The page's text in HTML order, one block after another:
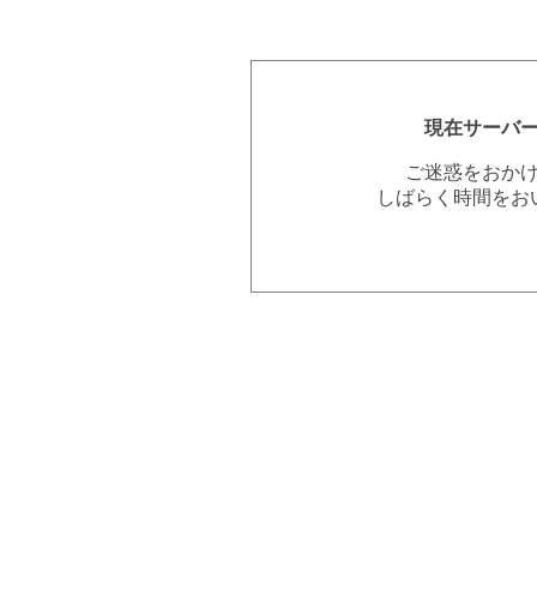
現在サーバ
ご迷惑をおか
しばらく時間を